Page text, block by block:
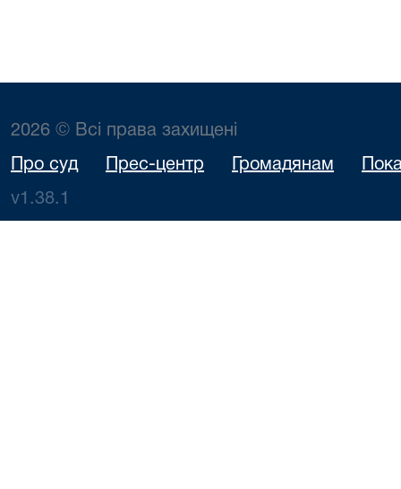
2026 © Всі права захищені
Про суд Прес-центр Громадянам
v1.38.1